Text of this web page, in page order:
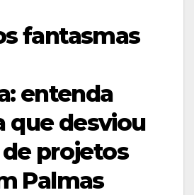
fantasmas
entenda
que desviou
projetos
Palmas